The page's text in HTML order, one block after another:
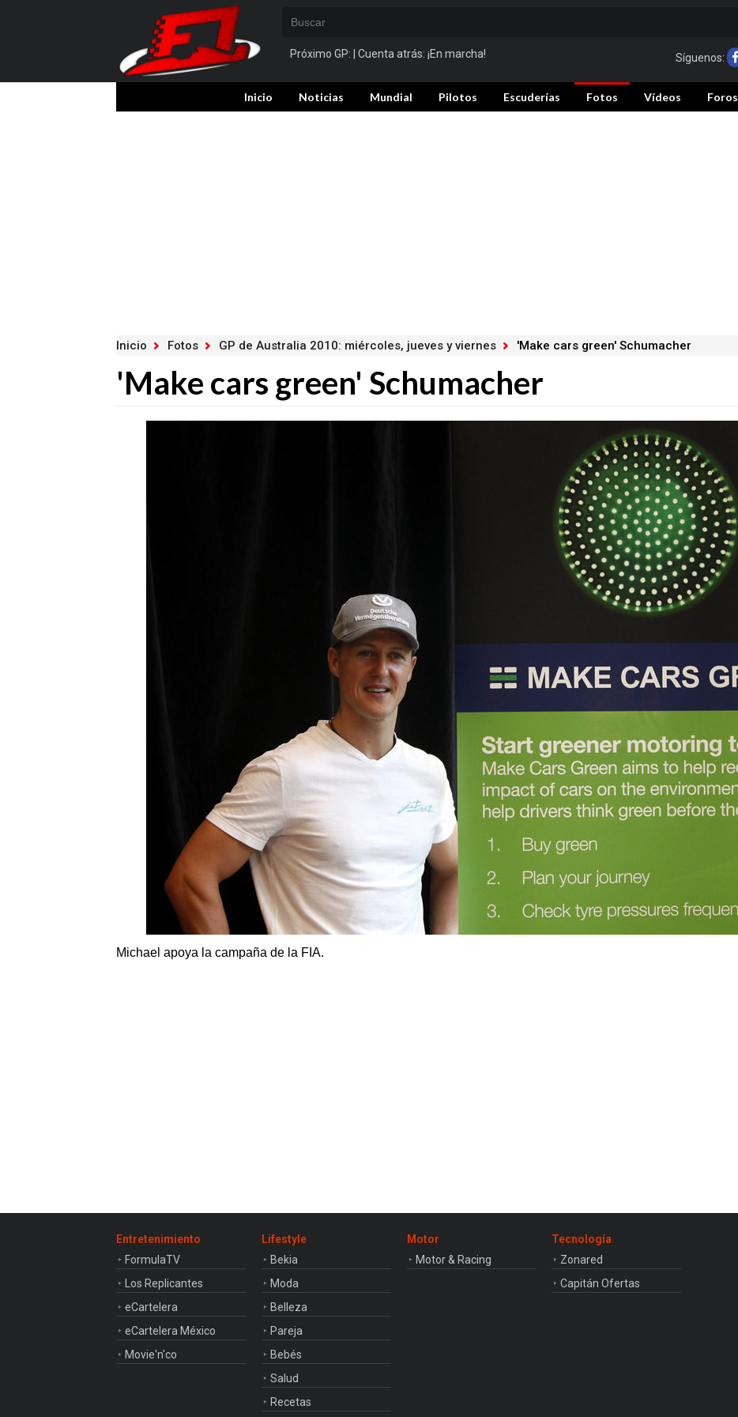
Próximo GP: | Cuenta atrás: ¡En marcha! Síguenos:
Inicio Noticias Mundial Pilotos Escuderías Fotos Vídeos Foros
Inicio Fotos GP de Australia 2010: miércoles, jueves y viernes 'Make cars green' Schumacher
'Make cars green' Schumacher
Michael apoya la campaña de la FIA.
Entretenimiento
FormulaTV
Los Replicantes
eCartelera
eCartelera México
Movie'n'co
Lifestyle
Bekia
Moda
Belleza
Pareja
Bebés
Salud
Recetas
Motor
Motor & Racing
Tecnología
Zonared
Capitán Ofertas